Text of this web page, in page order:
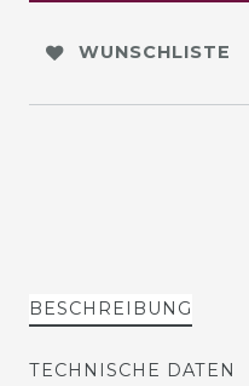
WUNSCHLISTE
BESCHREIBUNG
TECHNISCHE DATEN